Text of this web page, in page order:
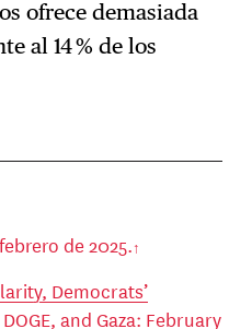
ofrece demasiada
al 14 % de los
de 2025.
Democrats’
and Gaza: February